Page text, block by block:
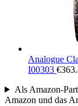
Analogue
I00303 €
Als Amazon-
Amazon und das